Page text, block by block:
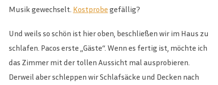
Musik gewechselt. Kostprobe gefällig?
Und weils so schön ist hier oben, beschließen wir im Haus zu
schlafen. Pacos erste „Gäste“. Wenn es fertig ist, möchte ich
das Zimmer mit der tollen Aussicht mal ausprobieren.
Derweil aber schleppen wir Schlafsäcke und Decken nach